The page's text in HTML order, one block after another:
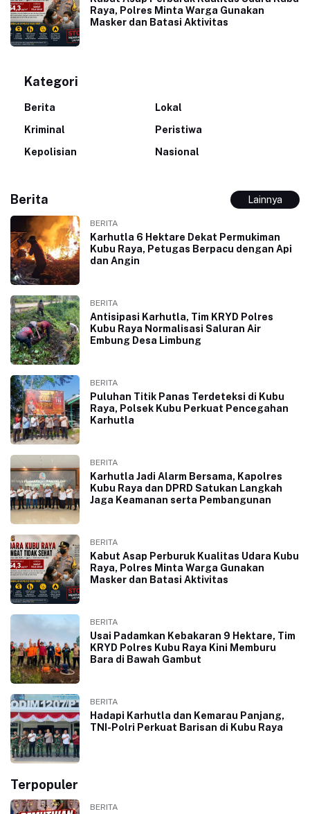
Raya, Polres Minta Warga Gunakan
Masker dan Batasi Aktivitas
Kategori
Berita
Lokal
Kriminal
Peristiwa
Kepolisian
Nasional
Berita Lainnya
BERITA
Karhutla 6 Hektare Dekat Permukiman
Kubu Raya, Petugas Berpacu dengan Api
dan Angin
BERITA
Antisipasi Karhutla, Tim KRYD Polres
Kubu Raya Normalisasi Saluran Air
Embung Desa Limbung
BERITA
Puluhan Titik Panas Terdeteksi di Kubu
Raya, Polsek Kubu Perkuat Pencegahan
Karhutla
BERITA
Karhutla Jadi Alarm Bersama, Kapolres
Kubu Raya dan DPRD Satukan Langkah
Jaga Keamanan serta Pembangunan
BERITA
Kabut Asap Perburuk Kualitas Udara Kubu
Raya, Polres Minta Warga Gunakan
Masker dan Batasi Aktivitas
BERITA
Usai Padamkan Kebakaran 9 Hektare, Tim
KRYD Polres Kubu Raya Kini Memburu
Bara di Bawah Gambut
BERITA
Hadapi Karhutla dan Kemarau Panjang,
TNI-Polri Perkuat Barisan di Kubu Raya
Terpopuler
BERITA